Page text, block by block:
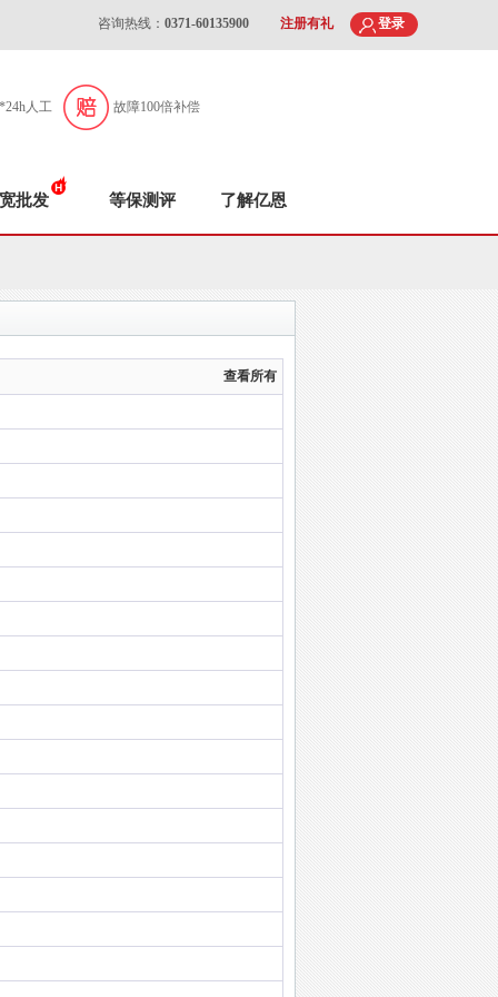
咨询热线： 0371-60135900 注册有礼 登录
人工 故障100倍补偿
批发 等保测评 了解亿恩
查看所有